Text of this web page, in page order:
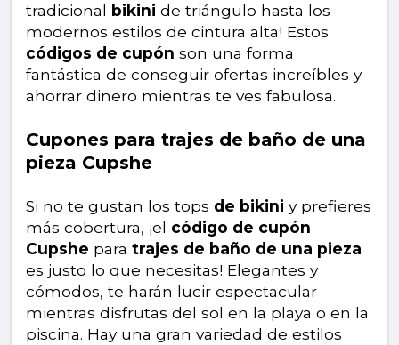
tradicional bikini de triángulo hasta los
modernos estilos de cintura alta! Estos
códigos de cupón son una forma
fantástica de conseguir ofertas increíbles y
ahorrar dinero mientras te ves fabulosa.
Cupones para trajes de baño de una
pieza Cupshe
Si no te gustan los tops de bikini y prefieres
más cobertura, ¡el código de cupón
Cupshe para trajes de baño de una pieza
es justo lo que necesitas! Elegantes y
cómodos, te harán lucir espectacular
mientras disfrutas del sol en la playa o en la
piscina. Hay una gran variedad de estilos